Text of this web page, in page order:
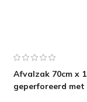
Afvalzak 70cm x
geperforeerd